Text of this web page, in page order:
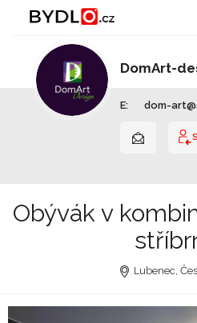
DomArt-
E: dom-
Obývák v
Lubenec,